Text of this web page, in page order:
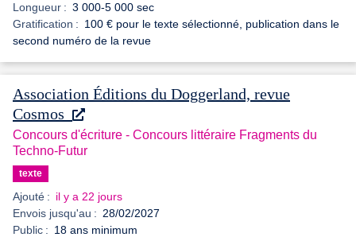
Longueur : 3 000-5 000 sec
Gratification : 100 € pour le texte sélectionné, publication dans le
second numéro de la revue
Association Éditions du Doggerland, revue
Cosmos
Concours d'écriture - Concours littéraire Fragments du
Techno-Futur
texte
Ajouté : il y a 22 jours
Envois jusqu'au : 28/02/2027
Public : 18 ans minimum